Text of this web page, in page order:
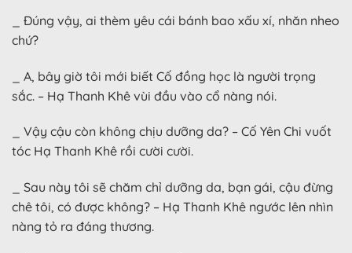
_ Đúng vậy, ai thèm yêu cái bánh bao xấu xí, nhăn nheo
chứ?
_ A, bây giờ tôi mới biết Cố đồng học là người trọng
sắc. – Hạ Thanh Khê vùi đầu vào cổ nàng nói.
_ Vậy cậu còn không chịu dưỡng da? – Cố Yên Chi vuốt
tóc Hạ Thanh Khê rồi cười cười.
_ Sau này tôi sẽ chăm chỉ dưỡng da, bạn gái, cậu đừng
chê tôi, có được không? – Hạ Thanh Khê ngước lên nhìn
nàng tỏ ra đáng thương.